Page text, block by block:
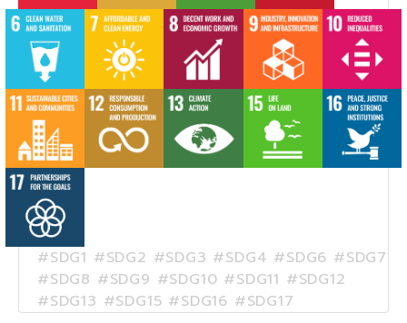
#SDG1 #SDG2 #SDG3 #SDG4 #SDG6 #SDG7
#SDG8 #SDG9 #SDG10 #SDG11 #SDG12
#SDG13 #SDG15 #SDG16 #SDG17